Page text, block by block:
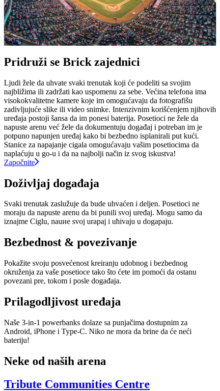
Pridruži se Brick zajednici
Ljudi žele da uhvate svaki trenutak koji će podeliti sa svojim
najbližima ili zadržati kao uspomenu za sebe. Većina telefona ima
visokokvalitetne kamere koje im omogućavaju da fotografišu
zadivljujuće slike ili video snimke. Intenzivnim korišćenjem njihovih
uređaja postoji šansa da im ponesi baterija. Posetioci ne žele da
napuste arenu već žele da dokumentuju događaj i potreban im je
potpuno napunjen uređaj kako bi bezbedno isplanirali put kući.
Stanice za napajanje cigala omogućavaju vašim posetiocima da
naplaćuju u go-u i da na najbolji način iz svog iskustva!
Započnite
Doživljaj događaja
Svaki trenutak zaslužuje da bude uhvaćen i deljen. Posetioci ne
moraju da napuste arenu da bi punili svoj uređaj. Mogu samo da
iznajme Ciglu, nauиe svoj uraрaj i uћivaju u dogaрaju.
Bezbednost & povezivanje
Pokažite svoju posvećenost kreiranju udobnog i bezbednog
okruženja za vaše posetioce tako što ćete im pomoći da ostanu
povezani pre, tokom i posle događaja.
Prilagodljivost uređaja
Naše 3-in-1 powerbanks dolaze sa punjačima dostupnim za
Android, iPhone i Type-C. Niko ne mora da brine da će neći
bateriju!
Neke od naših arena
Tribute Communities Centre